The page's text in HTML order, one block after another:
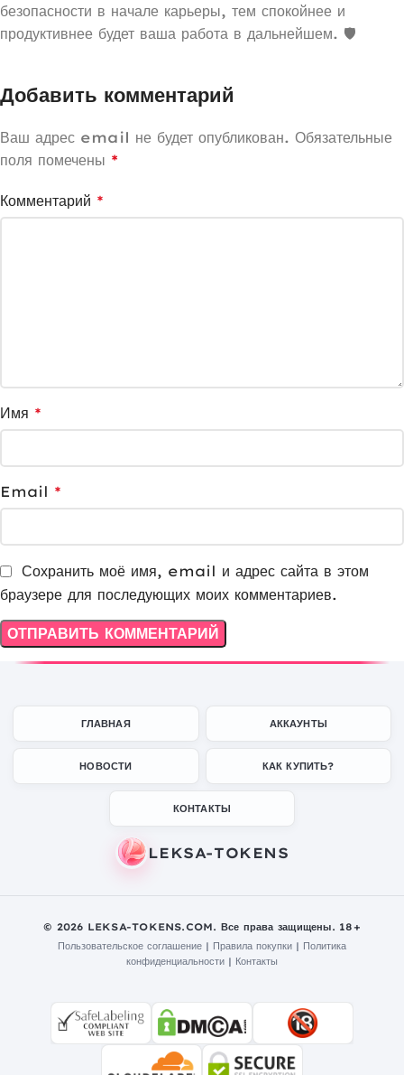
безопасности в начале карьеры, тем спокойнее и
продуктивнее будет ваша работа в дальнейшем. 🛡️
Добавить комментарий
Ваш адрес email не будет опубликован. Обязательные
поля помечены *
Комментарий *
Имя *
Email *
Сохранить моё имя, email и адрес сайта в этом
браузере для последующих моих комментариев.
ГЛАВНАЯ АККАУНТЫ
НОВОСТИ КАК КУПИТЬ?
КОНТАКТЫ
© 2026 LEKSA-TOKENS.COM. Все права защищены. 18+
Пользовательское соглашение | Правила покупки | Политика
конфиденциальности | Контакты